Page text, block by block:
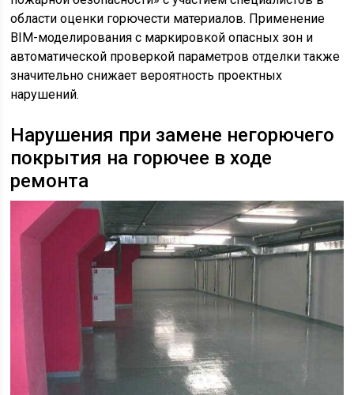
области оценки горючести материалов. Применение
BIM-моделирования с маркировкой опасных зон и
автоматической проверкой параметров отделки также
значительно снижает вероятность проектных
нарушений.
Нарушения при замене негорючего
покрытия на горючее в ходе
ремонта